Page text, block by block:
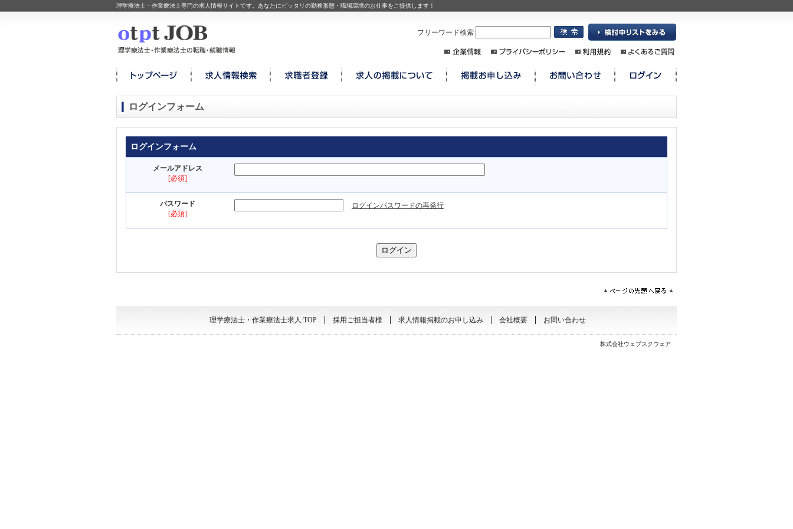
理学療法士・作業療法士専門の求人情報サイトです。あなたにピッタリの勤務形態・職場環境のお仕事をご提供します！
フリーワード検索
ログインフォーム
ログインフォーム
メールアドレス
[必須]
パスワード
[必須]
ログインパスワードの再発行
理学療法士・作業療法士求人:TOP 採用ご担当者様 求人情報掲載のお申し込み 会社概要 お問い合わせ
株式会社ウェブスクウェア